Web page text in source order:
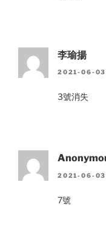
李瑜揚
2021-06-03
3號消失
2021-06-03
7號